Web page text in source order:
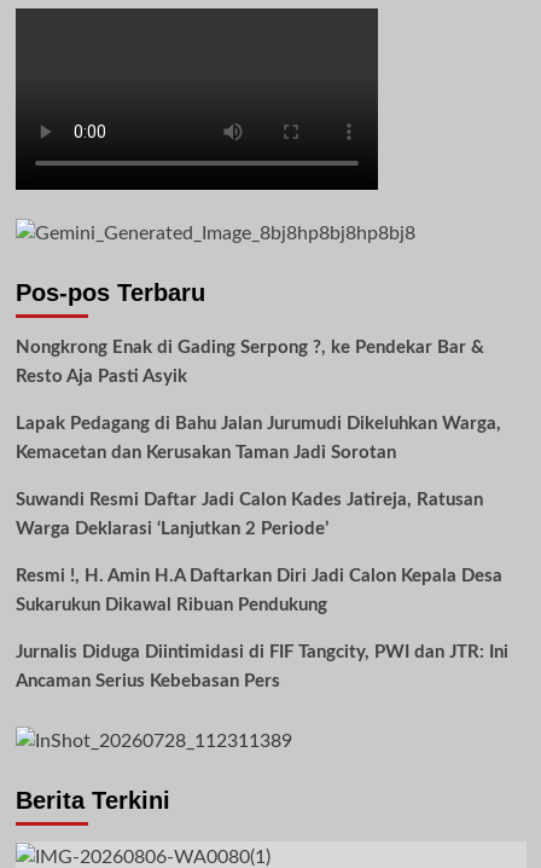
Pos-pos Terbaru
Nongkrong Enak di Gading Serpong ?, ke Pendekar Bar &
Resto Aja Pasti Asyik
Lapak Pedagang di Bahu Jalan Jurumudi Dikeluhkan Warga,
Kemacetan dan Kerusakan Taman Jadi Sorotan
Suwandi Resmi Daftar Jadi Calon Kades Jatireja, Ratusan
Warga Deklarasi ‘Lanjutkan 2 Periode’
Resmi !, H. Amin H.A Daftarkan Diri Jadi Calon Kepala Desa
Sukarukun Dikawal Ribuan Pendukung
Jurnalis Diduga Diintimidasi di FIF Tangcity, PWI dan JTR: Ini
Ancaman Serius Kebebasan Pers
Berita Terkini